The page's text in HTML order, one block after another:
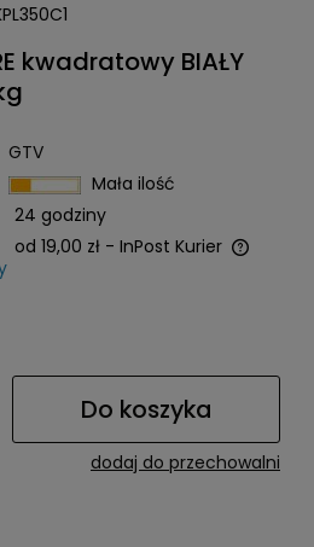
kwadratowy BIAŁY
GTV
Mała ilość
24 godziny
od 19,00 zł - InPost Kurier
kosztów płatności
Do koszyka
dodaj do przechowalni